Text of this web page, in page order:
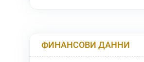
ФИНАНСОВИ ДАННИ